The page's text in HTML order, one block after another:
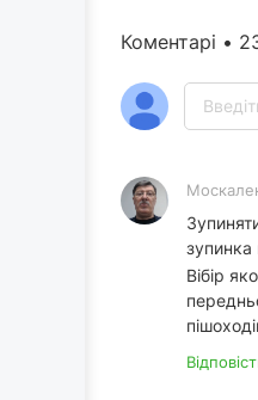
Коментарі •
зупинка
Вібір